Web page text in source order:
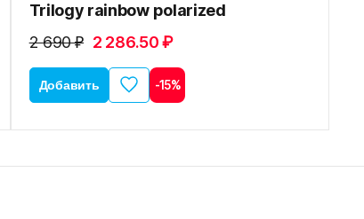
Trilogy rainbow polarized
2 690 ₽ 2 286.50 ₽
Добавить -15%